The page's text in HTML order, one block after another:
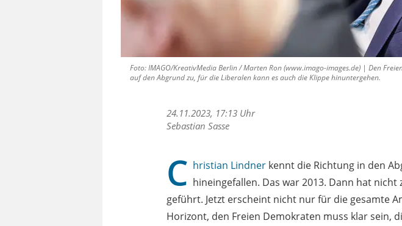
Foto: IMAGO/KreativMedia Berlin / Marten Ron (www.imago-images.de) | Den
auf den Abgrund zu, für die Liberalen kann es auch die Klippe hinuntergehen.
24.11.2023, 17:13 Uhr
Sebastian Sasse
C hristian Lindner kennt die Richtung in den
hineingefallen. Das war 2013. Dann hat nicht
geführt. Jetzt erscheint nicht nur für die gesamte
Horizont, den Freien Demokraten muss klar sein,